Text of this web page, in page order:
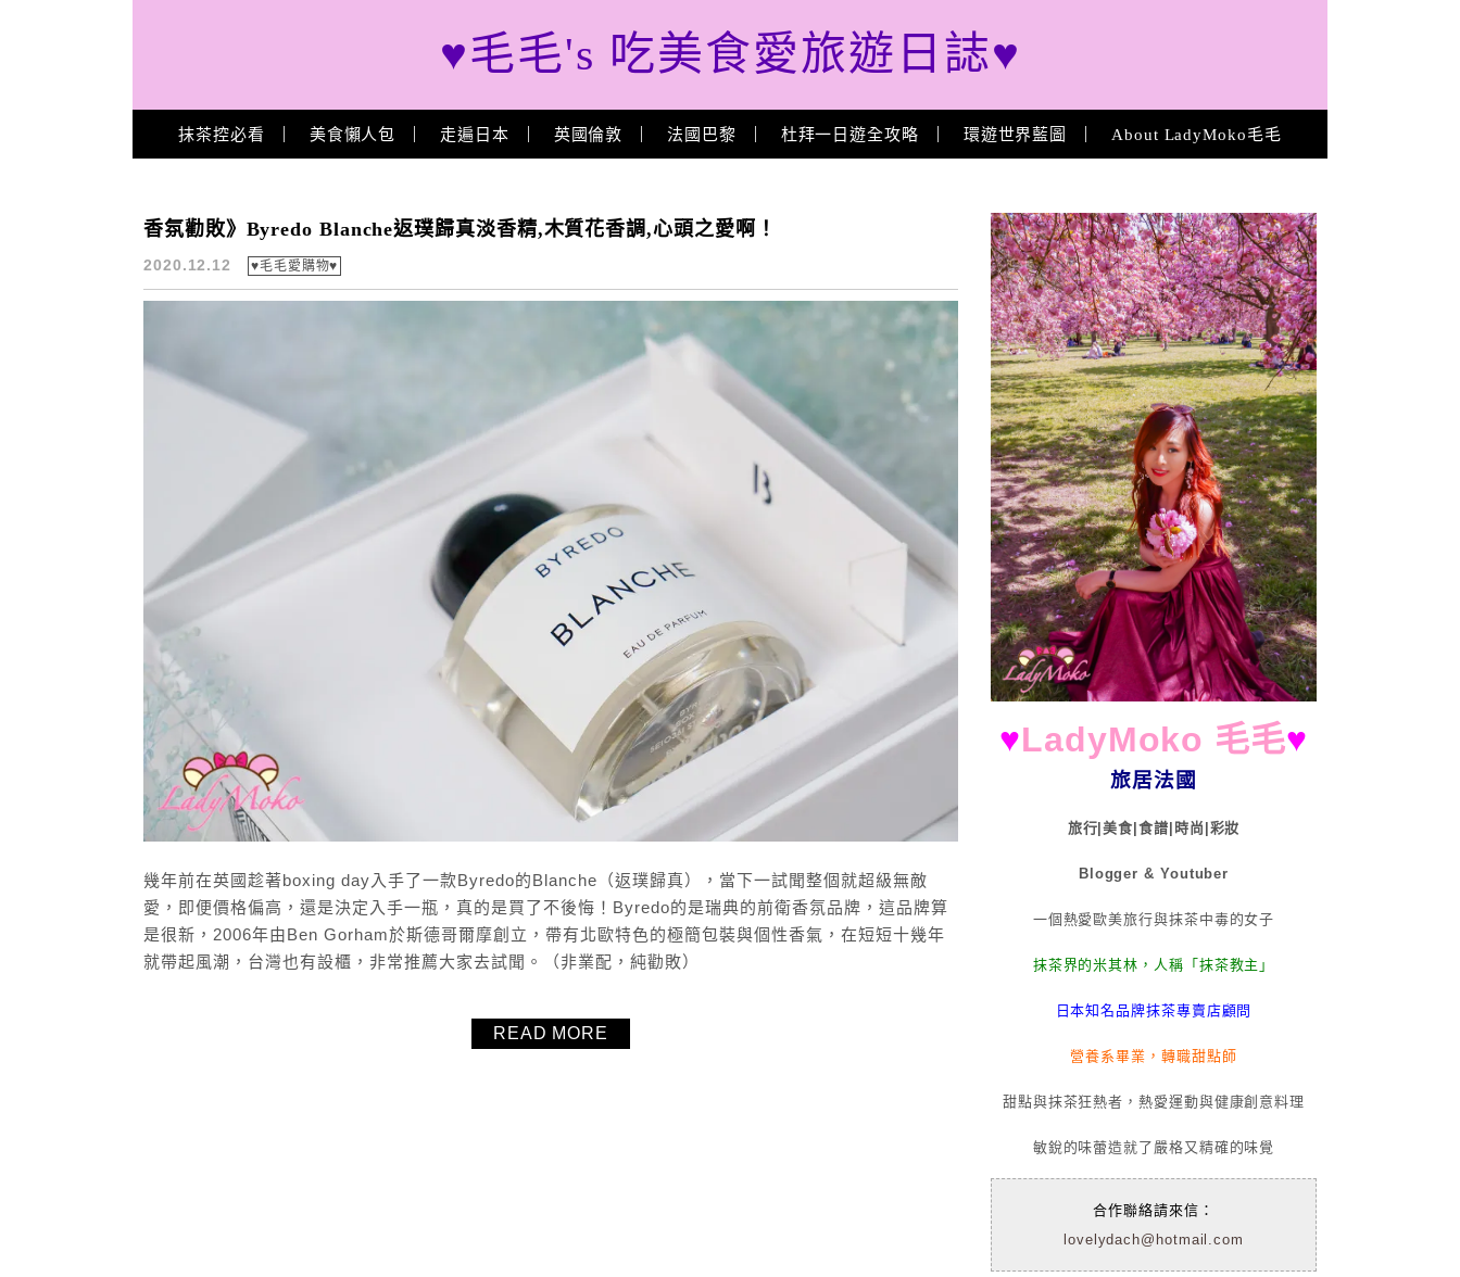
♥毛毛's 吃美食愛旅遊日誌♥
Main Menu
抹茶控必看 美食懶人包 走遍日本 英國倫敦 法國巴黎 杜拜一日遊全攻略 環遊世界藍圖 About LadyMoko毛毛
Byredo
香氛勸敗》Byredo Blanche返璞歸真淡香精,木質花香調,心頭之愛啊！
2020.12.12 ♥毛毛愛購物♥
幾年前在英國趁著boxing day入手了一款Byredo的Blanche（返璞歸真），當下一試聞整個就超級無敵
愛，即便價格偏高，還是決定入手一瓶，真的是買了不後悔！Byredo的是瑞典的前衛香氛品牌，這品牌算
是很新，2006年由Ben Gorham於斯德哥爾摩創立，帶有北歐特色的極簡包裝與個性香氣，在短短十幾年
就帶起風潮，台灣也有設櫃，非常推薦大家去試聞。（非業配，純勸敗）
READ MORE
About
♥LadyMoko 毛毛♥
旅居法國
旅行|美食|食譜|時尚|彩妝
Blogger & Youtuber
一個熱愛歐美旅行與抹茶中毒的女子
抹茶界的米其林，人稱「抹茶教主」
日本知名品牌抹茶專賣店顧問
營養系畢業，轉職甜點師
甜點與抹茶狂熱者，熱愛運動與健康創意料理
敏銳的味蕾造就了嚴格又精確的味覺
合作聯絡請來信：
lovelydach@hotmail.com